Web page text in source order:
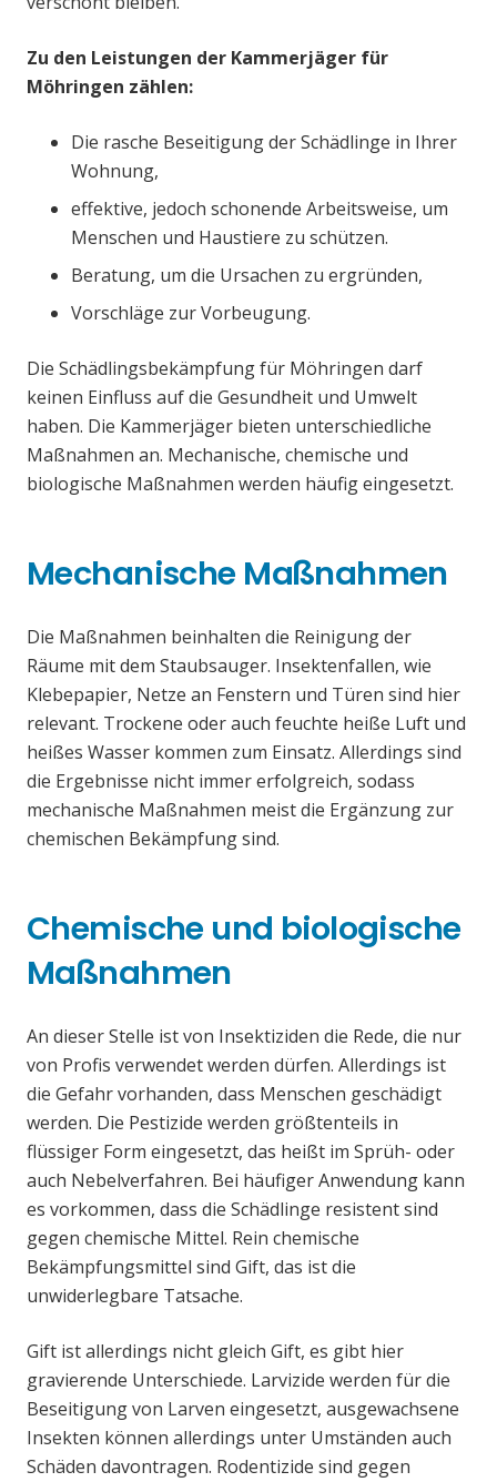
Zu den Leistungen der Kammerjäger für
Möhringen zählen:
Die rasche Beseitigung der Schädlinge in Ihrer
Wohnung,
effektive, jedoch schonende Arbeitsweise, um
Menschen und Haustiere zu schützen.
Beratung, um die Ursachen zu ergründen,
Vorschläge zur Vorbeugung.
Die Schädlingsbekämpfung für Möhringen darf
keinen Einfluss auf die Gesundheit und Umwelt
haben. Die Kammerjäger bieten unterschiedliche
Maßnahmen an. Mechanische, chemische und
biologische Maßnahmen werden häufig eingesetzt.
Mechanische Maßnahmen
Die Maßnahmen beinhalten die Reinigung der
Räume mit dem Staubsauger. Insektenfallen, wie
Klebepapier, Netze an Fenstern und Türen sind hier
relevant. Trockene oder auch feuchte heiße Luft und
heißes Wasser kommen zum Einsatz. Allerdings sind
die Ergebnisse nicht immer erfolgreich, sodass
mechanische Maßnahmen meist die Ergänzung zur
chemischen Bekämpfung sind.
Chemische und biologische
Maßnahmen
An dieser Stelle ist von Insektiziden die Rede, die nur
von Profis verwendet werden dürfen. Allerdings ist
die Gefahr vorhanden, dass Menschen geschädigt
werden. Die Pestizide werden größtenteils in
flüssiger Form eingesetzt, das heißt im Sprüh- oder
auch Nebelverfahren. Bei häufiger Anwendung kann
es vorkommen, dass die Schädlinge resistent sind
gegen chemische Mittel. Rein chemische
Bekämpfungsmittel sind Gift, das ist die
unwiderlegbare Tatsache.
Gift ist allerdings nicht gleich Gift, es gibt hier
gravierende Unterschiede. Larvizide werden für die
Beseitigung von Larven eingesetzt, ausgewachsene
Insekten können allerdings unter Umständen auch
Schäden davontragen. Rodentizide sind gegen